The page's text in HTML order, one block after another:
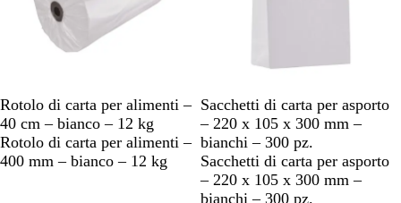
Rotolo di carta per alimenti –
40 cm – bianco – 12 kg
Rotolo di carta per alimenti –
400 mm – bianco – 12 kg
Sacchetti di carta per asporto
– 220 x 105 x 300 mm –
bianchi – 300 pz.
Sacchetti di carta per asporto
– 220 x 105 x 300 mm –
bianchi – 300 pz.